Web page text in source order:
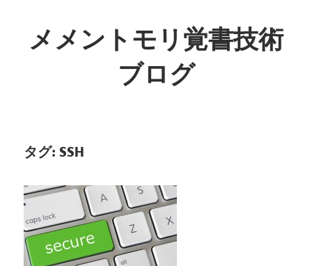
テ
キ
プ
メメントモリ覚書技術
ブログ
タグ: SSH